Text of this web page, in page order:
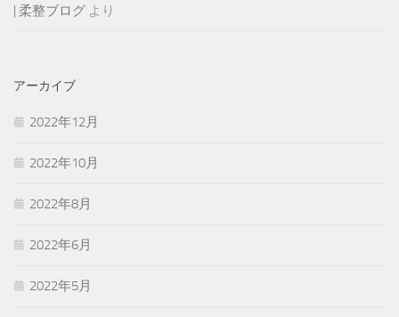
| 柔整ブログ より
アーカイブ
2022年12月
2022年10月
2022年8月
2022年6月
2022年5月